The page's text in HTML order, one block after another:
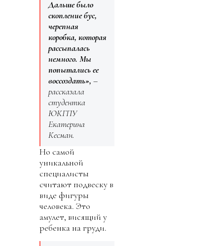
Дальше было
скопление бус,
черепная
коробка, которая
рассыпалась
немного. Мы
попытались ее
воссоздать», –
рассказала
студентка
ЮКГПУ
Екатерина
Кесман.
Но самой
уникальной
специалисты
считают подвеску в
виде фигуры
человека. Это
амулет, висящий у
ребенка на груди.